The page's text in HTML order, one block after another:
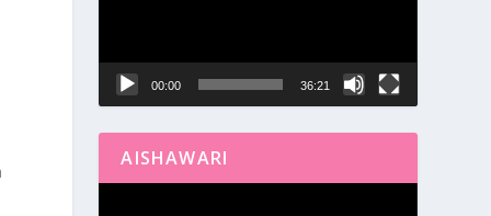
00:00 36:21
AISHAWARI